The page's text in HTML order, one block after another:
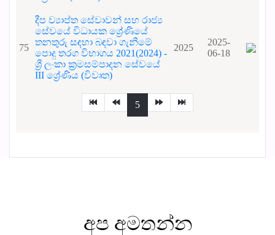
75
දීප ව්‍යාප්ත සේවාවන් සහ රාජ්‍ය
සේවයේ විධායක ශ්‍රේණියේ
තනතුරු සඳහා බඳවා ගැනීමේ
පොදු තරග විභාගය 2021(2024) -
ශ්‍රී ලංකා ක්‍රමසම්පාදන සේවයේ
III ශ්‍රේණිය (විවෘත)
2025
2025-
06-18
5
අප අමතන්න